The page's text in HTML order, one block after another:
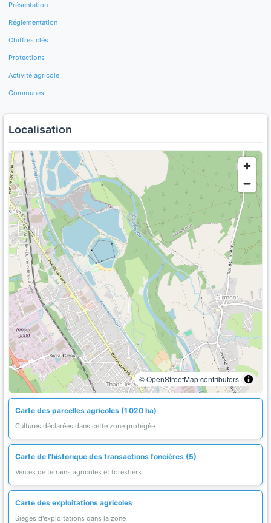
Présentation
Réglementation
Chiffres clés
Protections
Activité agricole
Communes
Localisation
© OpenStreetMap contributors
Carte des parcelles agricoles (1 020 ha)
Cultures déclarées dans cette zone protégée
Carte de l'historique des transactions foncières (5)
Ventes de terrains agricoles et forestiers
Carte des exploitations agricoles
Sieges d'exploitations dans la zone